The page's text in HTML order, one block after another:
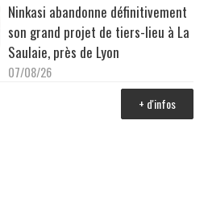
Ninkasi abandonne définitivement
son grand projet de tiers-lieu à La
Saulaie, près de Lyon
07/08/26
+ d'infos